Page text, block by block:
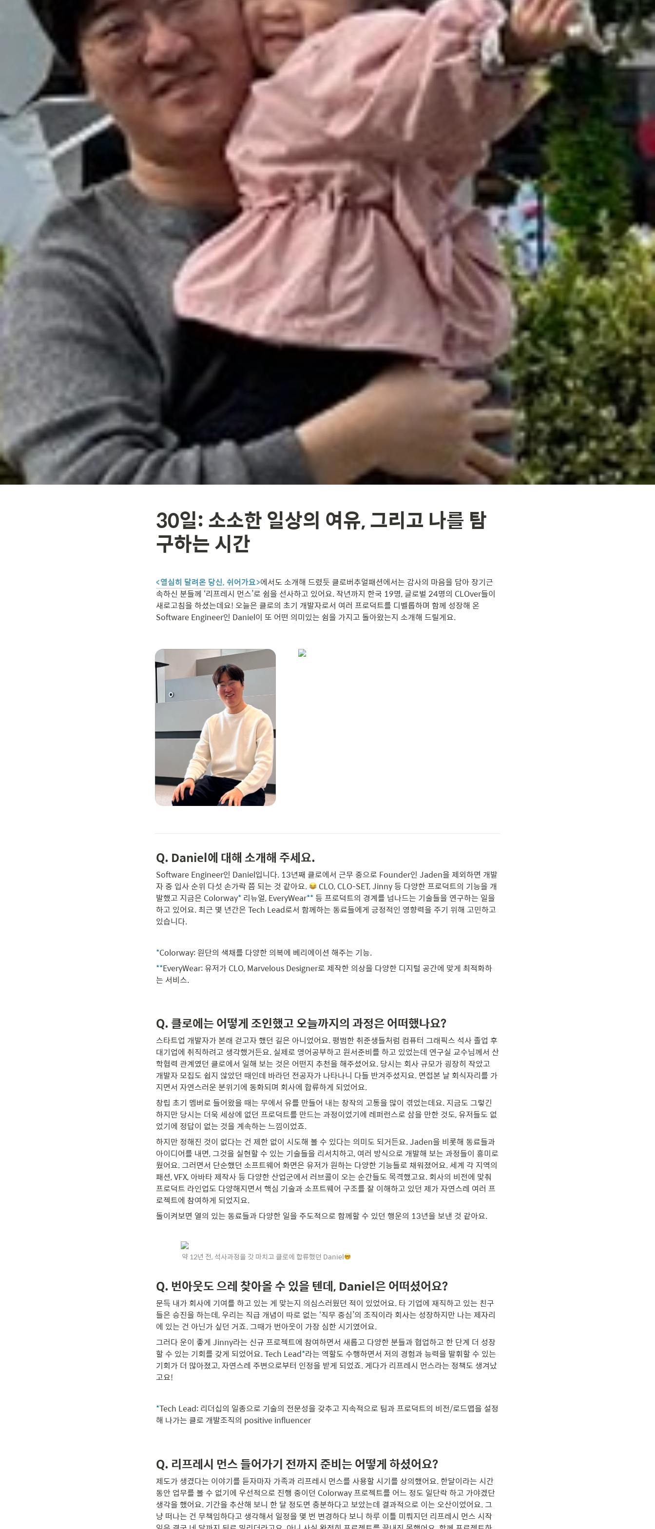
30일: 소소한 일상의 여유, 그리고 나를 탐
구하는 시간
<열심히 달려온 당신, 쉬어가요>에서도 소개해 드렸듯 클로버추얼패션에서는 감사의 마음을 담아 장기근
속하신 분들께 ‘리프레시 먼스’로 쉼을 선사하고 있어요. 작년까지 한국 19명, 글로벌 24명의 CLOver들이
새로고침을 하셨는데요! 오늘은 클로의 초기 개발자로서 여러 프로덕트를 디벨롭하며 함께 성장해 온
Software Engineer인 Daniel이 또 어떤 의미있는 쉼을 가지고 돌아왔는지 소개해 드릴게요.
Q. Daniel에 대해 소개해 주세요.
Software Engineer인 Daniel입니다. 13년째 클로에서 근무 중으로 Founder인 Jaden을 제외하면 개발
자 중 입사 순위 다섯 손가락 쯤 되는 것 같아요.
CLO, CLO-SET, Jinny 등 다양한 프로덕트의 기능을 개
발했고 지금은 Colorway* 리뉴얼, EveryWear** 등 프로덕트의 경계를 넘나드는 기술들을 연구하는 일을
하고 있어요. 최근 몇 년간은 Tech Lead로서 함께하는 동료들에게 긍정적인 영향력을 주기 위해 고민하고
있습니다.
*Colorway: 원단의 색채를 다양한 의복에 베리에이션 해주는 기능.
**EveryWear: 유저가 CLO, Marvelous Designer로 제작한 의상을 다양한 디지털 공간에 맞게 최적화하
는 서비스.
Q. 클로에는 어떻게 조인했고 오늘까지의 과정은 어떠했나요?
스타트업 개발자가 본래 걷고자 했던 길은 아니었어요. 평범한 취준생들처럼 컴퓨터 그래픽스 석사 졸업 후
대기업에 취직하려고 생각했거든요. 실제로 영어공부하고 원서준비를 하고 있었는데 연구실 교수님께서 산
학협력 관계였던 클로에서 일해 보는 것은 어떤지 추천을 해주셨어요. 당시는 회사 규모가 굉장히 작았고
개발자 모집도 쉽지 않았던 때인데 바라던 전공자가 나타나니 다들 반겨주셨지요. 면접본 날 회식자리를 가
지면서 자연스러운 분위기에 동화되며 회사에 합류하게 되었어요.
창립 초기 멤버로 들어왔을 때는 무에서 유를 만들어 내는 창작의 고통을 많이 겪었는데요. 지금도 그렇긴
하지만 당시는 더욱 세상에 없던 프로덕트를 만드는 과정이었기에 레퍼런스로 삼을 만한 것도, 유저들도 없
었기에 정답이 없는 것을 계속하는 느낌이었죠.
하지만 정해진 것이 없다는 건 제한 없이 시도해 볼 수 있다는 의미도 되거든요. Jaden을 비롯해 동료들과
아이디어를 내면, 그것을 실현할 수 있는 기술들을 리서치하고, 여러 방식으로 개발해 보는 과정들이 흥미로
웠어요. 그러면서 단순했던 소프트웨어 화면은 유저가 원하는 다양한 기능들로 채워졌어요. 세계 각 지역의
패션, VFX, 아바타 제작사 등 다양한 산업군에서 러브콜이 오는 순간들도 목격했고요. 회사의 비전에 맞춰
프로덕트 라인업도 다양해지면서 핵심 기술과 소프트웨어 구조를 잘 이해하고 있던 제가 자연스레 여러 프
로젝트에 참여하게 되었지요.
돌이켜보면 열의 있는 동료들과 다양한 일을 주도적으로 함께할 수 있던 행운의 13년을 보낸 것 같아요.
약 12년 전, 석사과정을 갓 마치고 클로에 합류했던 Daniel
Q. 번아웃도 으레 찾아올 수 있을 텐데, Daniel은 어떠셨어요?
문득 내가 회사에 기여를 하고 있는 게 맞는지 의심스러웠던 적이 있었어요. 타 기업에 재직하고 있는 친구
들은 승진을 하는데, 우리는 직급 개념이 따로 없는 ‘직무 중심’의 조직이라 회사는 성장하지만 나는 제자리
에 있는 건 아닌가 싶던 거죠. 그때가 번아웃이 가장 심한 시기였어요.
그러다 운이 좋게 Jinny라는 신규 프로젝트에 참여하면서 새롭고 다양한 분들과 협업하고 한 단계 더 성장
할 수 있는 기회를 갖게 되었어요. Tech Lead*라는 역할도 수행하면서 저의 경험과 능력을 발휘할 수 있는
기회가 더 많아졌고, 자연스레 주변으로부터 인정을 받게 되었죠. 게다가 리프레시 먼스라는 정책도 생겨났
고요!
*Tech Lead: 리더십의 일종으로 기술의 전문성을 갖추고 지속적으로 팀과 프로덕트의 비전/로드맵을 설정
해 나가는 클로 개발조직의 positive influencer
Q. 리프레시 먼스 들어가기 전까지 준비는 어떻게 하셨어요?
제도가 생겼다는 이야기를 듣자마자 가족과 리프레시 먼스를 사용할 시기를 상의했어요. 한달이라는 시간
동안 업무를 볼 수 없기에 우선적으로 진행 중이던 Colorway 프로젝트를 어느 정도 일단락 하고 가야겠단
생각을 했어요. 기간을 추산해 보니 한 달 정도면 충분하다고 보았는데 결과적으로 이는 오산이었어요. 그
냥 떠나는 건 무책임하다고 생각해서 일정을 몇 번 변경하다 보니 하루 이틀 미뤄지던 리프레시 먼스 시작